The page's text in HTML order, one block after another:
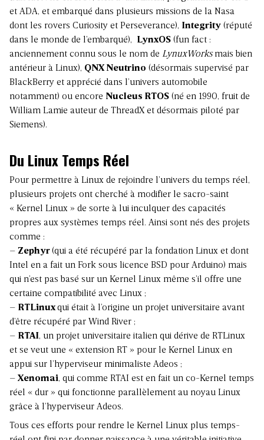
et ADA, et embarqué dans plusieurs missions de la Nasa
dont les rovers Curiosity et Perseverance), Integrity (réputé
dans le monde de l’embarqué), LynxOS (fun fact :
anciennement connu sous le nom de LynuxWorksmais bien
antérieur à Linux), QNX Neutrino (désormais supervisé par
BlackBerry et apprécié dans l’univers automobile
notamment) ou encore Nucleus RTOS (né en 1990, fruit de
William Lamie auteur de ThreadX et désormais piloté par
Siemens).
Du Linux Temps Réel
Pour permettre à Linux de rejoindre l’univers du temps réel,
plusieurs projets ont cherché à modifier le sacro-saint
« Kernel Linux » de sorte à lui inculquer des capacités
propres aux systèmes temps réel. Ainsi sont nés des projets
comme :
– Zephyr(qui a été récupéré par la fondation Linux et dont
Intel en a fait un Fork sous licence BSD pour Arduino) mais
qui n’est pas basé sur un Kernel Linux même s’il offre une
certaine compatibilité avec Linux ;
– RTLinuxqui était à l’origine un projet universitaire avant
d’être récupéré par Wind River ;
– RTAI, un projet universitaire italien qui dérive de RTLinux
et se veut une « extension RT » pour le Kernel Linux en
appui sur l’hyperviseur minimaliste Adeos ;
– Xenomai, qui comme RTAI est en fait un co-Kernel temps
réel « dur » qui fonctionne parallèlement au noyau Linux
grâce à l’hyperviseur Adeos.
Tous ces efforts pour rendre le Kernel Linux plus temps-